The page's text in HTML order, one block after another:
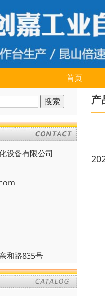
首页
设备有限公司
和路835号
产